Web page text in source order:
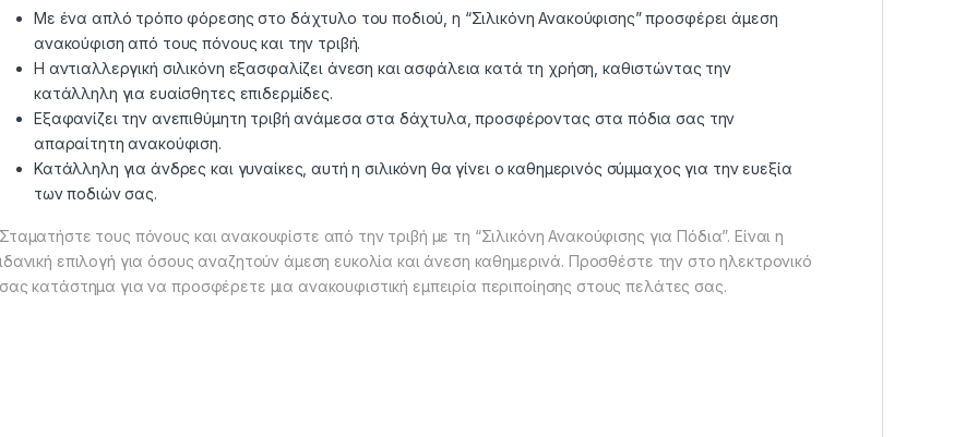
Με ένα απλό τρόπο φόρεσης στο δάχτυλο του ποδιού, η “Σιλικόνη Ανακούφισης” προσφέρει άμεση
ανακούφιση από τους πόνους και την τριβή.
Η αντιαλλεργική σιλικόνη εξασφαλίζει άνεση και ασφάλεια κατά τη χρήση, καθιστώντας την
κατάλληλη για ευαίσθητες επιδερμίδες.
Εξαφανίζει την ανεπιθύμητη τριβή ανάμεσα στα δάχτυλα, προσφέροντας στα πόδια σας την
απαραίτητη ανακούφιση.
Κατάλληλη για άνδρες και γυναίκες, αυτή η σιλικόνη θα γίνει ο καθημερινός σύμμαχος για την ευεξία
των ποδιών σας.
Σταματήστε τους πόνους και ανακουφίστε από την τριβή με τη “Σιλικόνη Ανακούφισης για Πόδια”. Είναι η
ιδανική επιλογή για όσους αναζητούν άμεση ευκολία και άνεση καθημερινά. Προσθέστε την στο ηλεκτρονικό
σας κατάστημα για να προσφέρετε μια ανακουφιστική εμπειρία περιποίησης στους πελάτες σας.